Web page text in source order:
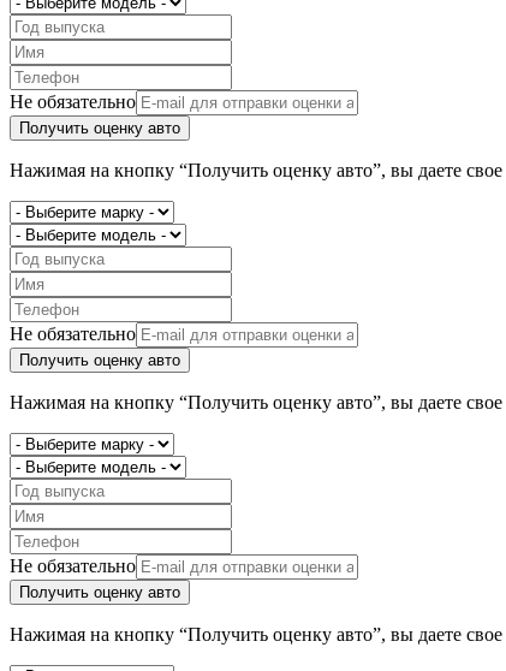
Не обязательно
Получить оценку авто
Нажимая на кнопку “Получить оценку авто”, вы даете свое
Не обязательно
Получить оценку авто
Нажимая на кнопку “Получить оценку авто”, вы даете свое
Не обязательно
Получить оценку авто
Нажимая на кнопку “Получить оценку авто”, вы даете свое